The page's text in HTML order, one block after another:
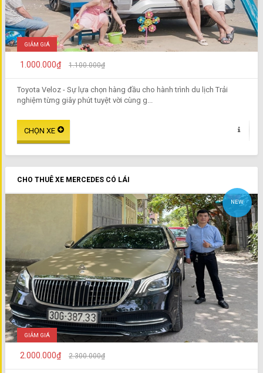
GIẢM GIÁ
1.000.000₫ 1.100.000₫
Toyota Veloz - Sự lựa chọn hàng đầu cho hành trình du lịch Trải
nghiệm từng giây phút tuyệt vời cùng g...
CHO THUÊ XE MERCEDES CÓ LÁI
NEW
GIẢM GIÁ
2.000.000₫ 2.300.000₫